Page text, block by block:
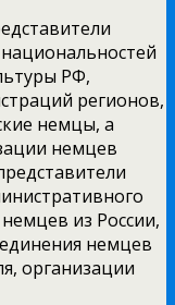
РФ,
регионов,
немцы, а
немцев
из России,
немцев
организации